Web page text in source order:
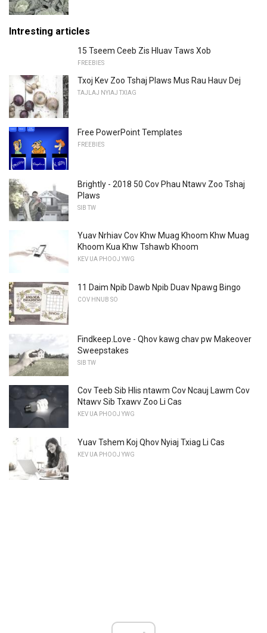
Intresting articles
15 Tseem Ceeb Zis Hluav Taws Xob
FREEBIES
Txoj Kev Zoo Tshaj Plaws Mus Rau Hauv Dej
TAJLAJ NYIAJ TXIAG
Free PowerPoint Templates
FREEBIES
Brightly - 2018 50 Cov Phau Ntawv Zoo Tshaj
Plaws
SIB TW
Yuav Nrhiav Cov Khw Muag Khoom Khw Muag
Khoom Kua Khw Tshawb Khoom
KEV UA PHOOJ YWG
11 Daim Npib Dawb Npib Duav Npawg Bingo
COV HNUB SO
Findkeep.Love - Qhov kawg chav pw Makeover
Sweepstakes
SIB TW
Cov Teeb Sib Hlis ntawm Cov Ncauj Lawm Cov
Ntawv Sib Txawv Zoo Li Cas
KEV UA PHOOJ YWG
Yuav Tshem Koj Qhov Nyiaj Txiag Li Cas
KEV UA PHOOJ YWG